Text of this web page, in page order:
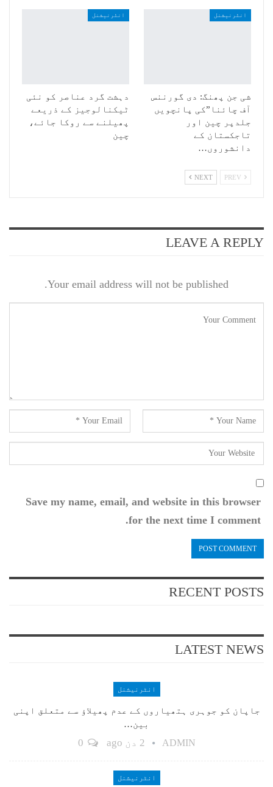
انٹرنیشنل
شی جن پھنگ: دی گورننس
آف چائنا”کی پانچویں
جلدپر چین اور
تاجکستان کے
دانشوروں…
انٹرنیشنل
دہشت گرد عناصر کو نئی
ٹیکنالوجیز کے ذریعے
پھیلنے سے روکا جائے،
چین
NEXT
LEAVE A REPLY
Your email address will not be published.
Save my name, email, and website in this browser
for the next time I comment.
RECENT POSTS
LATEST NEWS
انٹرنیشنل
جاپان کو جوہری ہتھیاروں کے عدم پھیلاؤ سے متعلق اپنی
بین…
ADMIN 2 دن ago
انٹرنیشنل